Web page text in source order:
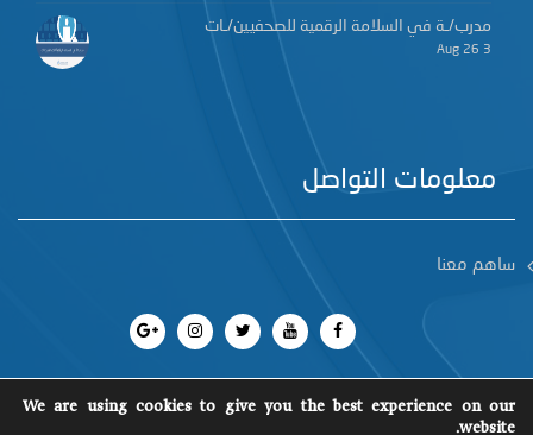
مدرب/ـة في السلامة الرقمية للصحفيين/ـات
3 Aug 26
معلومات التواصل
ساهم معنا
We are using cookies to give you the best experience on our
website.